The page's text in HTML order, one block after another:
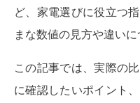
ど、家電選びに役立つ
まな数値の見方や違い
この記事では、実際の
に確認したいポイント